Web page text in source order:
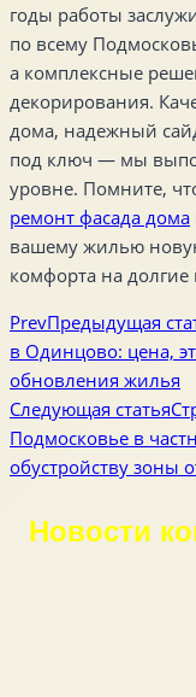
годы работы
по всему
а комплексные
декорирования.
дома, надежный
под ключ — мы
уровне. Помните,
ремонт фасада дома
вашему жилью
комфорта на долгие
PrevПредыдущая
в Одинцово: цена,
обновления жилья
Следующая статья
Подмосковье в
обустройству зоны
Новости